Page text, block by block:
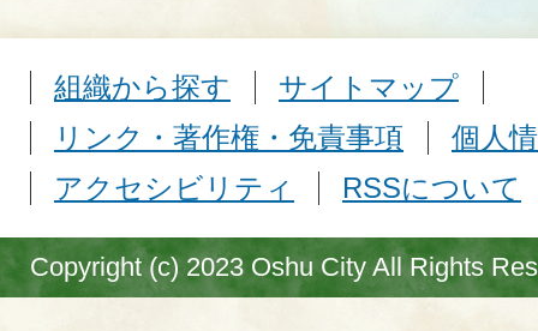
組織から探す
サイトマップ
リンク・著作権・免責事項
個人
アクセシビリティ
RSSについて
Copyright (c) 2023 Oshu City All Rights